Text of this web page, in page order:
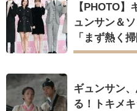
【PHOTO
ュンサン＆
「まず熱く
ギュンサン
る！トキメ